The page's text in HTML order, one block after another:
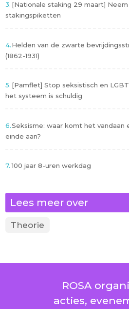
[Nationale staking 29 maart] Neem
stakingspiketten
Helden van de zwarte
(1862-1931)
[Pamflet] Stop seksistisch en
het systeem is schuldig
Seksisme: waar komt het vandaan
einde aan?
100 jaar 8-uren werkdag
Lees meer over
Theorie
ROSA
acties,